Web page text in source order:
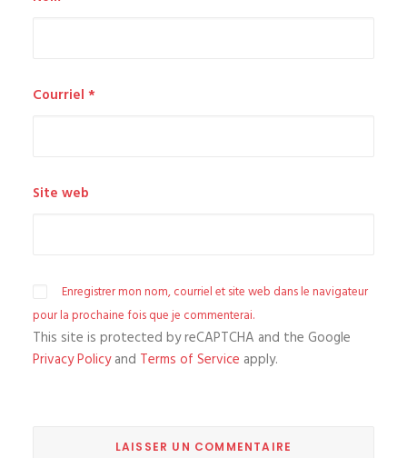
Courriel *
Site web
Enregistrer mon nom, courriel et site web dans le navigateur
pour la prochaine fois que je commenterai.
This site is protected by reCAPTCHA and the Google
Privacy Policyand Terms of Service apply.